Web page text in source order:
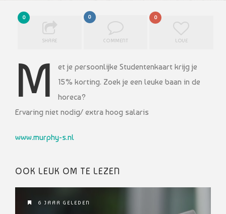
0
SHARE
0
COMMENT
0
LOVE
M
et je persoonlijke Studentenkaart krijg je
15% korting. Zoek je een leuke baan in de
horeca?
Ervaring niet nodig/ extra hoog salaris
www.murphy-s.nl
OOK LEUK OM TE LEZEN
6 JAAR GELEDEN